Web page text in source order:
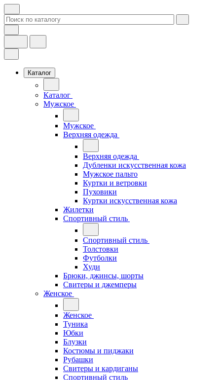
Каталог
Каталог
Мужское
Мужское
Верхняя одежда
Верхняя одежда
Дубленки искусственная кожа
Мужское пальто
Куртки и ветровки
Пуховики
Куртки искусственная кожа
Жилетки
Спортивный стиль
Спортивный стиль
Толстовки
Футболки
Худи
Брюки, джинсы, шорты
Свитеры и джемперы
Женское
Женское
Туника
Юбки
Блузки
Костюмы и пиджаки
Рубашки
Свитеры и кардиганы
Спортивный стиль